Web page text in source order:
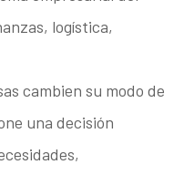
logística,
cambien su modo de
una decisión